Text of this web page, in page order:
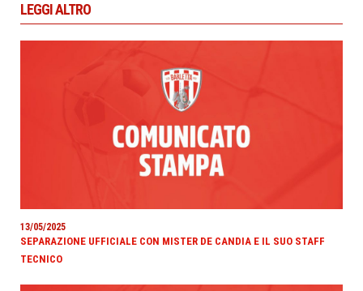
LEGGI ALTRO
13/05/2025
SEPARAZIONE UFFICIALE CON MISTER DE CANDIA E IL SUO STAFF
TECNICO